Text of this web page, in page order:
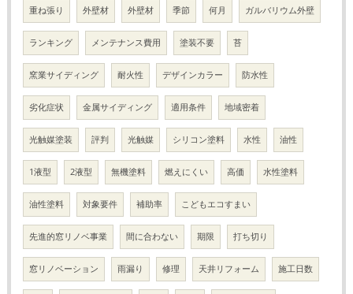
重ね張り 外壁材 外壁材 季節 何月 ガルバリウム外壁
ランキング メンテナンス費用 塗装不要 苔
窯業サイディング 耐火性 デザインカラー 防水性
劣化症状 金属サイディング 適用条件 地域密着
光触媒塗装 評判 光触媒 シリコン塗料 水性 油性
1液型 2液型 無機塗料 燃えにくい 高価 水性塗料
油性塗料 対象要件 補助率 こどもエコすまい
先進的窓リノベ事業 間に合わない 期限 打ち切り
窓リノベーション 雨漏り 修理 天井リフォーム 施工日数